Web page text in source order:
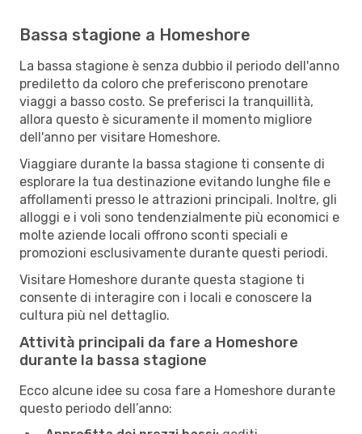
Bassa stagione a Homeshore
La bassa stagione è senza dubbio il periodo dell'anno
prediletto da coloro che preferiscono prenotare
viaggi a basso costo. Se preferisci la tranquillità,
allora questo è sicuramente il momento migliore
dell'anno per visitare Homeshore.
Viaggiare durante la bassa stagione ti consente di
esplorare la tua destinazione evitando lunghe file e
affollamenti presso le attrazioni principali. Inoltre, gli
alloggi e i voli sono tendenzialmente più economici e
molte aziende locali offrono sconti speciali e
promozioni esclusivamente durante questi periodi.
Visitare Homeshore durante questa stagione ti
consente di interagire con i locali e conoscere la
cultura più nel dettaglio.
Attività principali da fare a Homeshore
durante la bassa stagione
Ecco alcune idee su cosa fare a Homeshore durante
questo periodo dell’anno: